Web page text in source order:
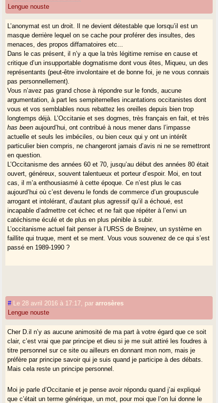
Lengue nouste
L’anonymat est un droit. Il ne devient détestable que lorsqu’il est un
masque derrière lequel on se cache pour proférer des insultes, des
menaces, des propos diffamatoires etc...
Dans le cas présent, il n’y a que la très légitime remise en cause et
critique d’un insupportable dogmatisme dont vous êtes, Miqueu, un des
représentants (peut-être involontaire et de bonne foi, je ne vous connais
pas personnellement).
Vous n’avez pas grand chose à répondre sur le fonds, aucune
argumentation, à part les sempiternelles incantations occitanistes dont
vous et vos semblables nous rebattez les oreilles depuis bien trop
longtemps déjà. L’Occitanie et ses dogmes, très français en fait, et très
has been aujourd’hui, ont contribué à nous mener dans l’impasse
actuelle et seuls les imbéciles, ou bien ceux qui y ont un intérêt
particulier bien compris, ne changeront jamais d’avis ni ne se remettront
en question.
L’Occitanisme des années 60 et 70, jusqu’au début des années 80 était
ouvert, généreux, souvent talentueux et porteur d’espoir. Moi, en tout
cas, il m’a enthousiasmé à cette époque. Ce n’est plus le cas
aujourd’hui où c’est devenu le fonds de commerce d’un groupuscule
arrogant et intolérant, d’autant plus agressif qu’il a échoué, est
incapable d’admettre cet échec et ne fait que répéter à l’envi un
catéchisme éculé et de plus en plus pénible à subir.
L’occitanisme actuel fait penser à l’URSS de Brejnev, un système en
faillite qui truque, ment et se ment. Vous vous souvenez de ce qui s’est
passé en 1989-1990 ?
# Le 28 avril 2016 à 17:17 pararrosères
Lengue nouste
Cher D.il n’y as aucune animosité de ma part à votre égard que ce soit
clair, c’est vrai que par principe et dieu si je me suit attiré les foudres à
titre personnel sur ce site ou ailleurs en donnant mon nom, mais je
préfère par principe savoir qui je suis quand je participe à des débats.
Mais cela reste un principe personnel.
Moi je parle d’Occitanie et je pense avoir répondu quand j’ai expliqué
que c’était un terme générique, un mot, pour moi que l’on lui donne le